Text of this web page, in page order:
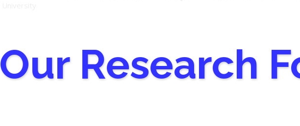
Our Research